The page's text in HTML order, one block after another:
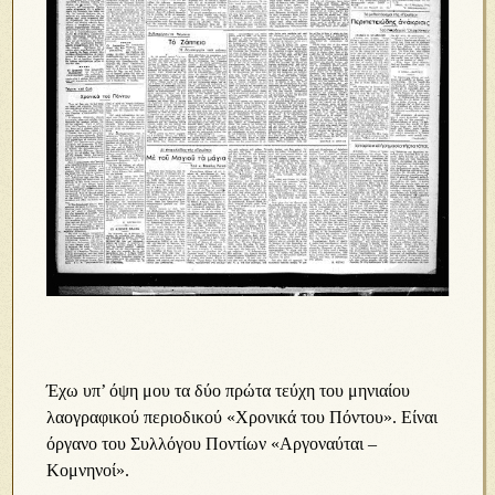
Έχω υπ’ όψη μου τα δύο πρώτα τεύχη του μηνιαίου
λαογραφικού περιοδικού «Χρονικά του Πόντου». Είναι
όργανο του Συλλόγου Ποντίων «Αργοναύται –
Κομνηνοί».